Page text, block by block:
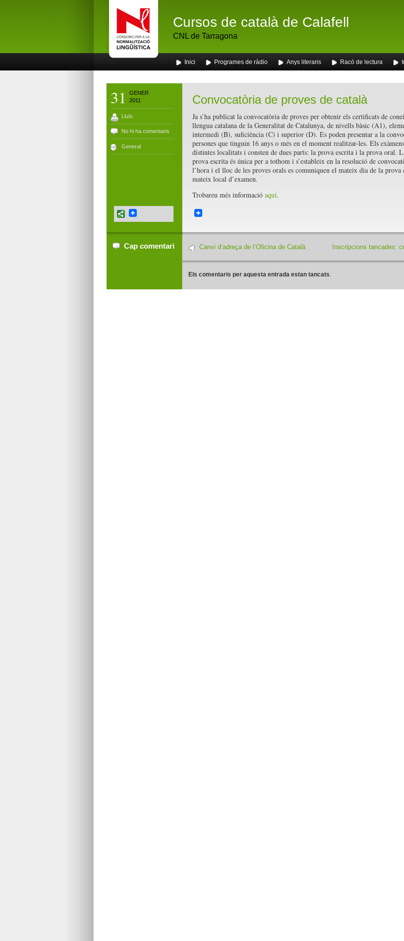
Cursos de català de Calafell
CNL de Tarragona
Inici Programes de ràdio Anys literaris Racó de lectura
31
GENER
2011
Lluís
No hi ha comentaris
General
Convocatòria de proves de català
Ja s’ha publicat la convocatòria de proves per obtenir els certificats de
llengua catalana de la Generalitat de Catalunya, de nivells bàsic (A1),
intermedi (B), suficiència (C) i superior (D). Es poden presentar a la
persones que tinguin 16 anys o més en el moment realitzar-les. Els
distintes localitats i consten de dues parts: la prova escrita i la prova oral.
prova escrita és única per a tothom i s’estableix en la resolució de
l’hora i el lloc de les proves orals es comuniquen el mateix dia de la prova
mateix local d’examen.
Trobareu més informació aquí.
Cap comentari Inscripcions tancades:
Canvi d’adreça de l’Oficina de Català
Els comentaris per aquesta entrada estan tancats.